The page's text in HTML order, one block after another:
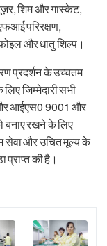
शिम और गास्केट,
परिरक्षण,
और धातु शिल्प।
प्रदर्शन के उच्चतम
जिम्मेदारी सभी
आईएस0 9001 और
बनाए रखने के लिए
सेवा और उचित मूल्य के
प्राप्त की है।